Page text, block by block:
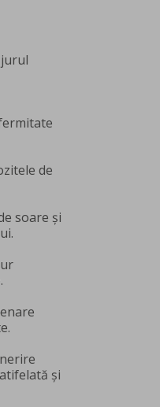
de
soare și
și